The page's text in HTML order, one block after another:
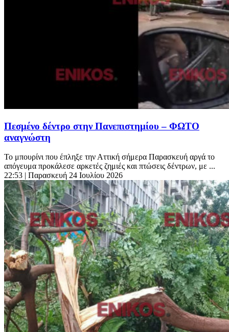
Πεσμένο δέντρο στην Πανεπιστημίου – ΦΩΤΟ
αναγνώστη
Το μπουρίνι που έπληξε την Αττική σήμερα Παρασκευή αργά το
απόγευμα προκάλεσε αρκετές ζημιές και πτώσεις δέντρων, με ...
22:53 | Παρασκευή 24 Ιουλίου 2026